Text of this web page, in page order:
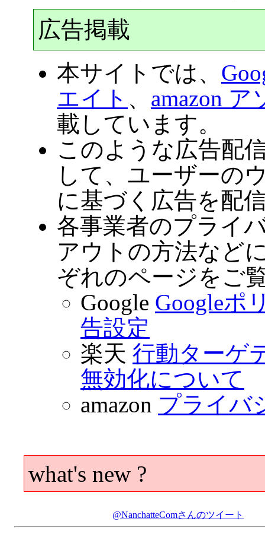
広告掲載
本サイトでは、
エイト 、 amazon
載しています。
このような広告配
して、ユーザーの
に基づく広告を配
各事業者のプライ
アウトの方法など
ぞれのページをご
Google Googleポ
告設定
楽天 行動ターゲ
無効化について
amazon プライバ
what's new ?
@NanchatteComさんのツイート